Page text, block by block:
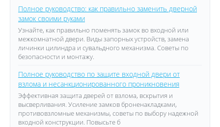
Полное руководство: как правильно заменить дверной
замок своими руками
Узнайте, как правильно поменять замок во входной или
межкомнатной двери. Виды запорных устройств, замена
личинки цилиндра и сувальдного механизма. Советы по
безопасности и монтажу.
Полное руководство по защите входной двери от
взлома и несанкционированного проникновения
Эффективная защита дверей от взлома, вскрытия и
высверливания. Усиление замков броненакладками,
противовзломные механизмы, советы по выбору надежной
входной конструкции. Повысьте б